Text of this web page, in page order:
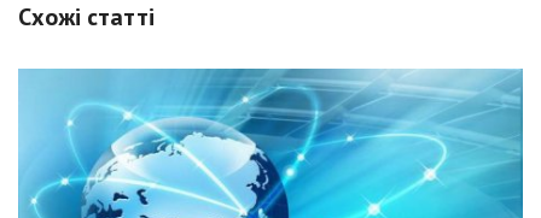
Схожі статті